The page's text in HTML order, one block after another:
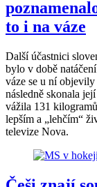
to i na váze
Další účastnici
bylo v době
váze se u ní
následně skonala
vážila 131
lepším a „lehčím“
televize Nova.